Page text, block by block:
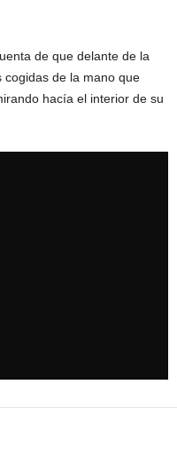
de que delante de la
de la mano que
hacía el interior de su